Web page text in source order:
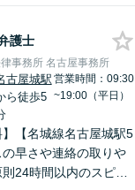
護士
事務所 名古屋事務所
古屋城駅
ら徒歩5
営業時間：09:30
~19:00（平日）
】【名城線名古屋城駅5
早さや連絡の取りや
24時間以内のスピー